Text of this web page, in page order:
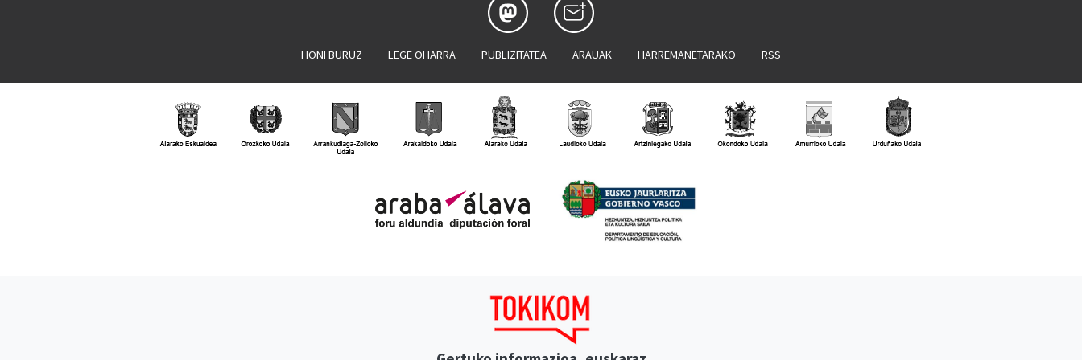
HONI BURUZ LEGE OHARRA PUBLIZITATEA ARAUAK HARREMANETARAKO RSS